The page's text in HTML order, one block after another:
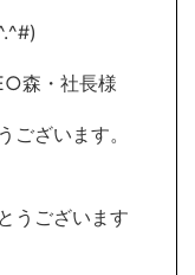
森・社長様
ざいます。
うございます